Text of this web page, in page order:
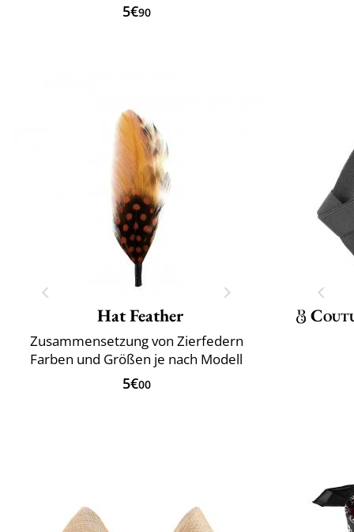
5€90
Hat Feather
Zusammensetzung von Zierfedern
Farben und Größen je nach Modell
5€00